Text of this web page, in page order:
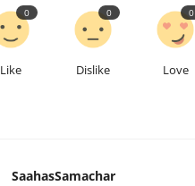
Like
0
Dislike
0
Love
0
SaahasSamachar